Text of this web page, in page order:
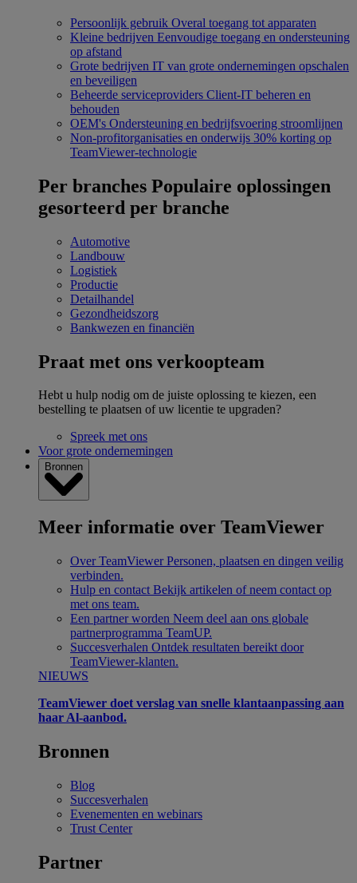
Persoonlijk gebruik Overal toegang tot apparaten
Kleine bedrijven Eenvoudige toegang en ondersteuning
op afstand
Grote bedrijven IT van grote ondernemingen opschalen
en beveiligen
Beheerde serviceproviders Client-IT beheren en
behouden
OEM's Ondersteuning en bedrijfsvoering stroomlijnen
Non-profitorganisaties en onderwijs 30% korting op
TeamViewer-technologie
Per branches Populaire oplossingen
gesorteerd per branche
Automotive
Landbouw
Logistiek
Productie
Detailhandel
Gezondheidszorg
Bankwezen en financiën
Praat met ons verkoopteam
Hebt u hulp nodig om de juiste oplossing te kiezen, een
bestelling te plaatsen of uw licentie te upgraden?
Spreek met ons
Voor grote ondernemingen
Bronnen
Meer informatie over TeamViewer
Over TeamViewer Personen, plaatsen en dingen veilig
verbinden.
Hulp en contact Bekijk artikelen of neem contact op
met ons team.
Een partner worden Neem deel aan ons globale
partnerprogramma TeamUP.
Succesverhalen Ontdek resultaten bereikt door
TeamViewer-klanten.
NIEUWS
TeamViewer doet verslag van snelle klantaanpassing aan
haar Al-aanbod.
Bronnen
Blog
Succesverhalen
Evenementen en webinars
Trust Center
Partner